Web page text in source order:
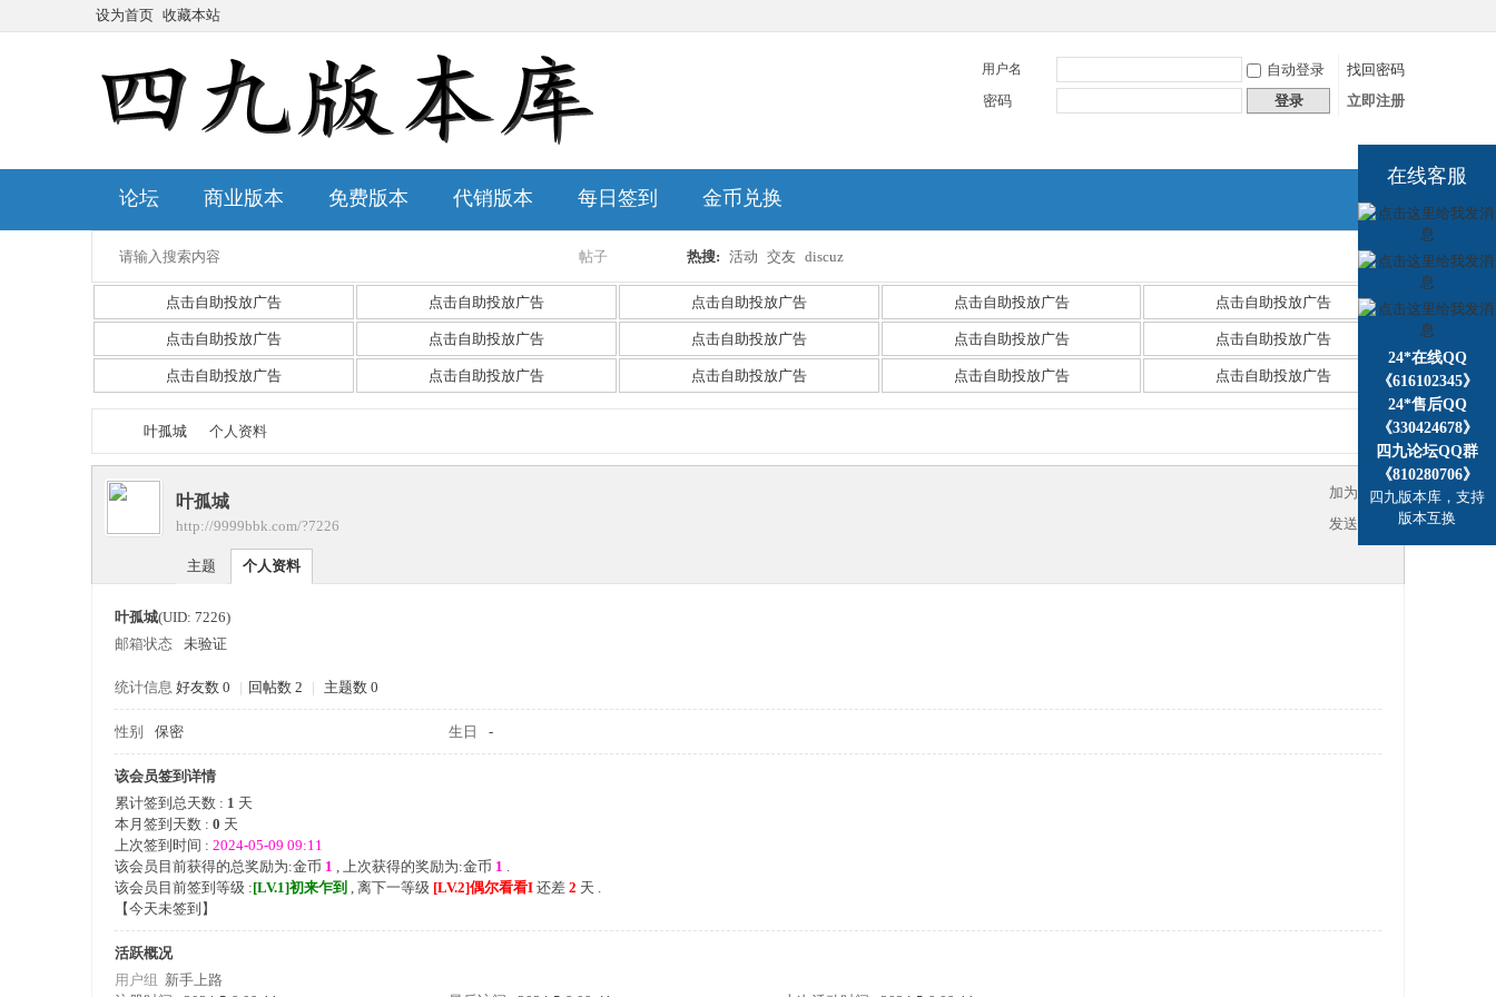
设为首页 收藏本站
用户名 自动登录
找回密码
密码
登录 立即注册
捷导
航
论坛 商业版本 免费版本 代销版本 每日签到 金币兑换
帖子
搜
热搜: 活动 交友 discuz
点击自助投放广告 点击自助投放广告 点击自助投放广告 点击自助投放广告 点击自助投放广告
点击自助投放广告 点击自助投放广告 点击自助投放广告 点击自助投放广告 点击自助投放广告
点击自助投放广告 点击自助投放广告 点击自助投放广告 点击自助投放广告 点击自助投放广告
版
叶孤城
›
个人资料
加为好友
发送消息
叶孤城
http://9999bbk.com/?7226
主题 个人资料
叶孤城(UID: 7226)
邮箱状态
未验证
统计信息 好友数 0 | 回帖数 2 | 主题数 0
性别 保密 生日 -
该会员签到详情
累计签到总天数 : 1 天
本月签到天数 : 0 天
上次签到时间 : 2024-05-09 09:11
该会员目前获得的总奖励为:金币 1 , 上次获得的奖励为:金币 1 .
该会员目前签到等级 :[LV.1]初来乍到 , 离下一等级 [LV.2]偶尔看看I 还差 2 天 .
【今天未签到 】
活跃概况
用户组 新手上路
在线客服
24*在线QQ
《616102345》
24*售后QQ
《330424678》
四九论坛QQ群
《810280706》
四九版本库，支持
版本互换